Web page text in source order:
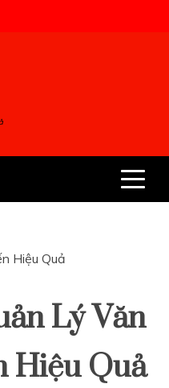
Hiệu Quả
Lý Văn
Hiệu Quả